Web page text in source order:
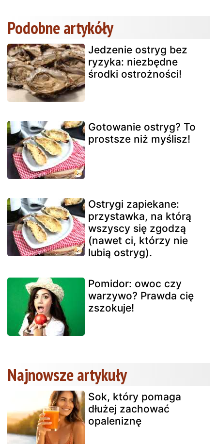
Podobne artykóły
Jedzenie ostryg bez
ryzyka: niezbędne
środki ostrożności!
Gotowanie ostryg? To
prostsze niż myślisz!
Ostrygi zapiekane:
przystawka, na którą
wszyscy się zgodzą
(nawet ci, którzy nie
lubią ostryg).
Pomidor: owoc czy
warzywo? Prawda cię
zszokuje!
Najnowsze artykuły
Sok, który pomaga
dłużej zachować
opaleniznę